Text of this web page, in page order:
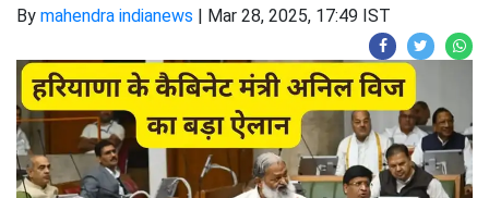
By mahendra indianews | Mar 28, 2025, 17:49 IST